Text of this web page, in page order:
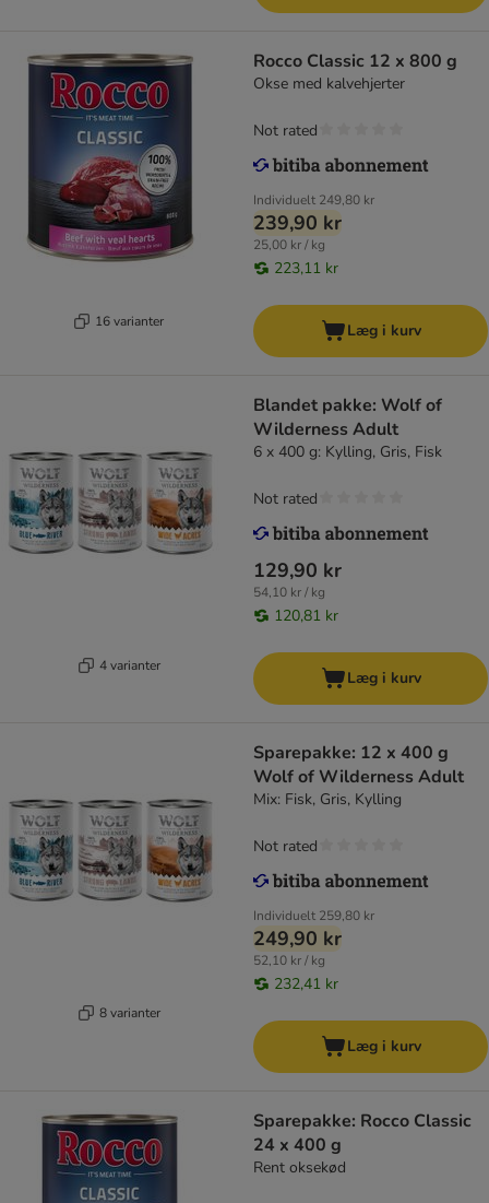
16 varianter
Rocco Classic 12 x 800 g
Okse med kalvehjerter
Individuelt 249,80 kr
239,90 kr
25,00 kr / kg
223,11 kr
Not rated
Læg i kurv
4 varianter
Blandet pakke: Wolf of
Wilderness Adult
6 x 400 g: Kylling, Gris, Fisk
129,90 kr
54,10 kr / kg
120,81 kr
Not rated
Læg i kurv
8 varianter
Sparepakke: 12 x 400 g
Wolf of Wilderness Adult
Mix: Fisk, Gris, Kylling
Individuelt 259,80 kr
249,90 kr
52,10 kr / kg
232,41 kr
Not rated
Læg i kurv
Sparepakke: Rocco Classic
24 x 400 g
Rent oksekød